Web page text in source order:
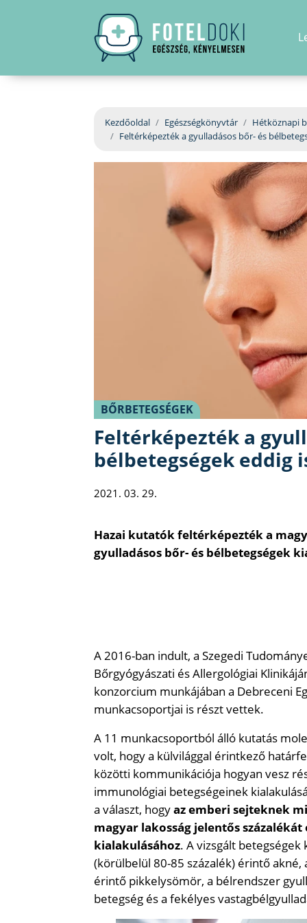
Kezdőoldal Egészségkönyvtár
Hétköznapi
Feltérképezték a gyulladásos bőr- és
BŐRBETEGSÉGEK
Feltérképezték a
bélbetegségek eddig
2021. 03. 29.
Hazai kutatók feltérképezték a
gyulladásos bőr- és bélbetegségek
A 2016-ban indult, a Szegedi
Bőrgyógyászati és Allergológiai
konzorcium munkájában a Debreceni
munkacsoportjai is részt vettek.
A 11 munkacsoportból álló kutatás
volt, hogy a külvilággal érintkező
közötti kommunikációja hogyan vesz
immunológiai betegségeinek
a választ, hogyaz emberi sejteknek
magyar lakosság jelentős
kialakulásához. A vizsgált
(körülbelül 80-85 százalék) érintő akné,
érintő pikkelysömör, a bélrendszer
betegség és a fekélyes